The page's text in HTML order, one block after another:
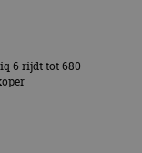
6 rijdt tot 680